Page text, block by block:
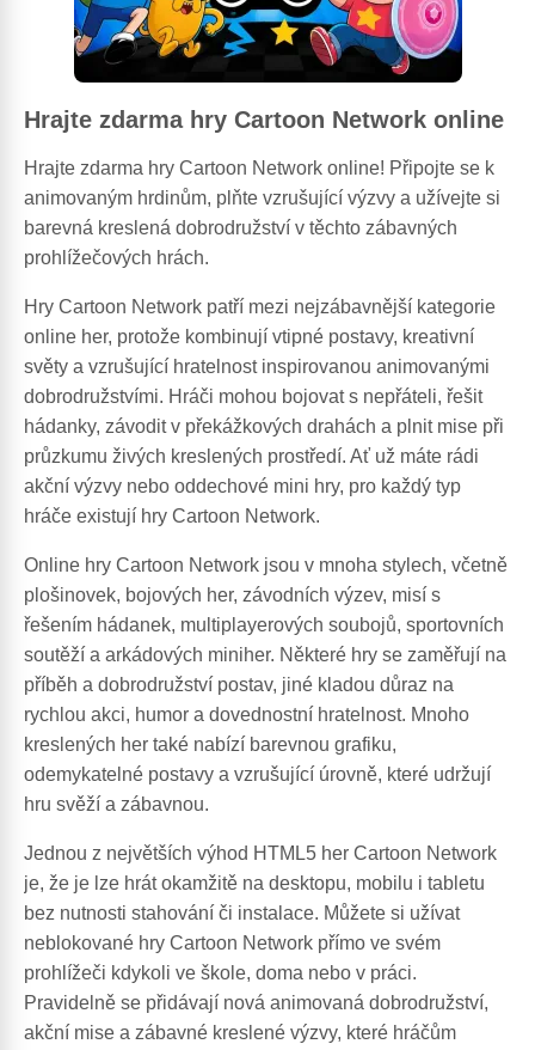
Hrajte zdarma hry Cartoon Network online
Hrajte zdarma hry Cartoon Network online! Připojte se k
animovaným hrdinům, plňte vzrušující výzvy a užívejte si
barevná kreslená dobrodružství v těchto zábavných
prohlížečových hrách.
Hry Cartoon Network patří mezi nejzábavnější kategorie
online her, protože kombinují vtipné postavy, kreativní
světy a vzrušující hratelnost inspirovanou animovanými
dobrodružstvími. Hráči mohou bojovat s nepřáteli, řešit
hádanky, závodit v překážkových drahách a plnit mise při
průzkumu živých kreslených prostředí. Ať už máte rádi
akční výzvy nebo oddechové mini hry, pro každý typ
hráče existují hry Cartoon Network.
Online hry Cartoon Network jsou v mnoha stylech, včetně
plošinovek, bojových her, závodních výzev, misí s
řešením hádanek, multiplayerových soubojů, sportovních
soutěží a arkádových miniher. Některé hry se zaměřují na
příběh a dobrodružství postav, jiné kladou důraz na
rychlou akci, humor a dovednostní hratelnost. Mnoho
kreslených her také nabízí barevnou grafiku,
odemykatelné postavy a vzrušující úrovně, které udržují
hru svěží a zábavnou.
Jednou z největších výhod HTML5 her Cartoon Network
je, že je lze hrát okamžitě na desktopu, mobilu i tabletu
bez nutnosti stahování či instalace. Můžete si užívat
neblokované hry Cartoon Network přímo ve svém
prohlížeči kdykoli ve škole, doma nebo v práci.
Pravidelně se přidávají nová animovaná dobrodružství,
akční mise a zábavné kreslené výzvy, které hráčům